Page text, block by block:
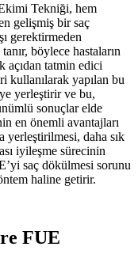
Tekniği, hem
gelişmiş bir saç
gerektirmeden
böylece hastaların
açıdan tatmin edici
kullanılarak yapılan bu
yerleştirir ve bu,
sonuçlar elde
en önemli avantajları
yerleştirilmesi, daha sık
iyileşme sürecinin
saç dökülmesi sorunu
haline getirir.
FUE